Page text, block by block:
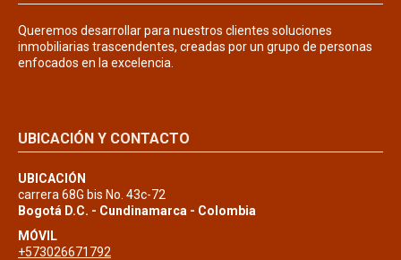
Queremos desarrollar para nuestros clientes soluciones
inmobiliarias trascendentes, creadas por un grupo de personas
enfocados en la excelencia.
UBICACIÓN Y CONTACTO
UBICACIÓN
carrera 68G bis No. 43c-72
Bogotá D.C. - Cundinamarca - Colombia
MÓVIL
+573026671792